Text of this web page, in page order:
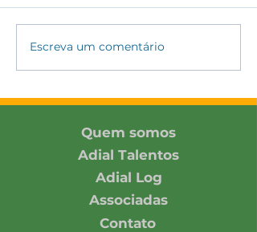
ADIAL amplia
conexões com
no SIAVS 2026
Escreva um comentário
Quem somos
Adial Talentos
Adial Log
Associadas
Contato